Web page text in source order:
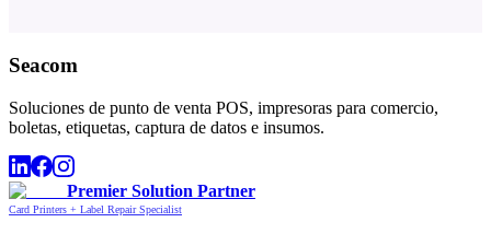
Seacom
Soluciones de punto de venta POS, impresoras para comercio,
boletas, etiquetas, captura de datos e insumos.
Premier Solution Partner
Card Printers + Label Repair Specialist